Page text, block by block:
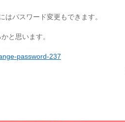
はパスワード変更もできます。
と思います。
password-237